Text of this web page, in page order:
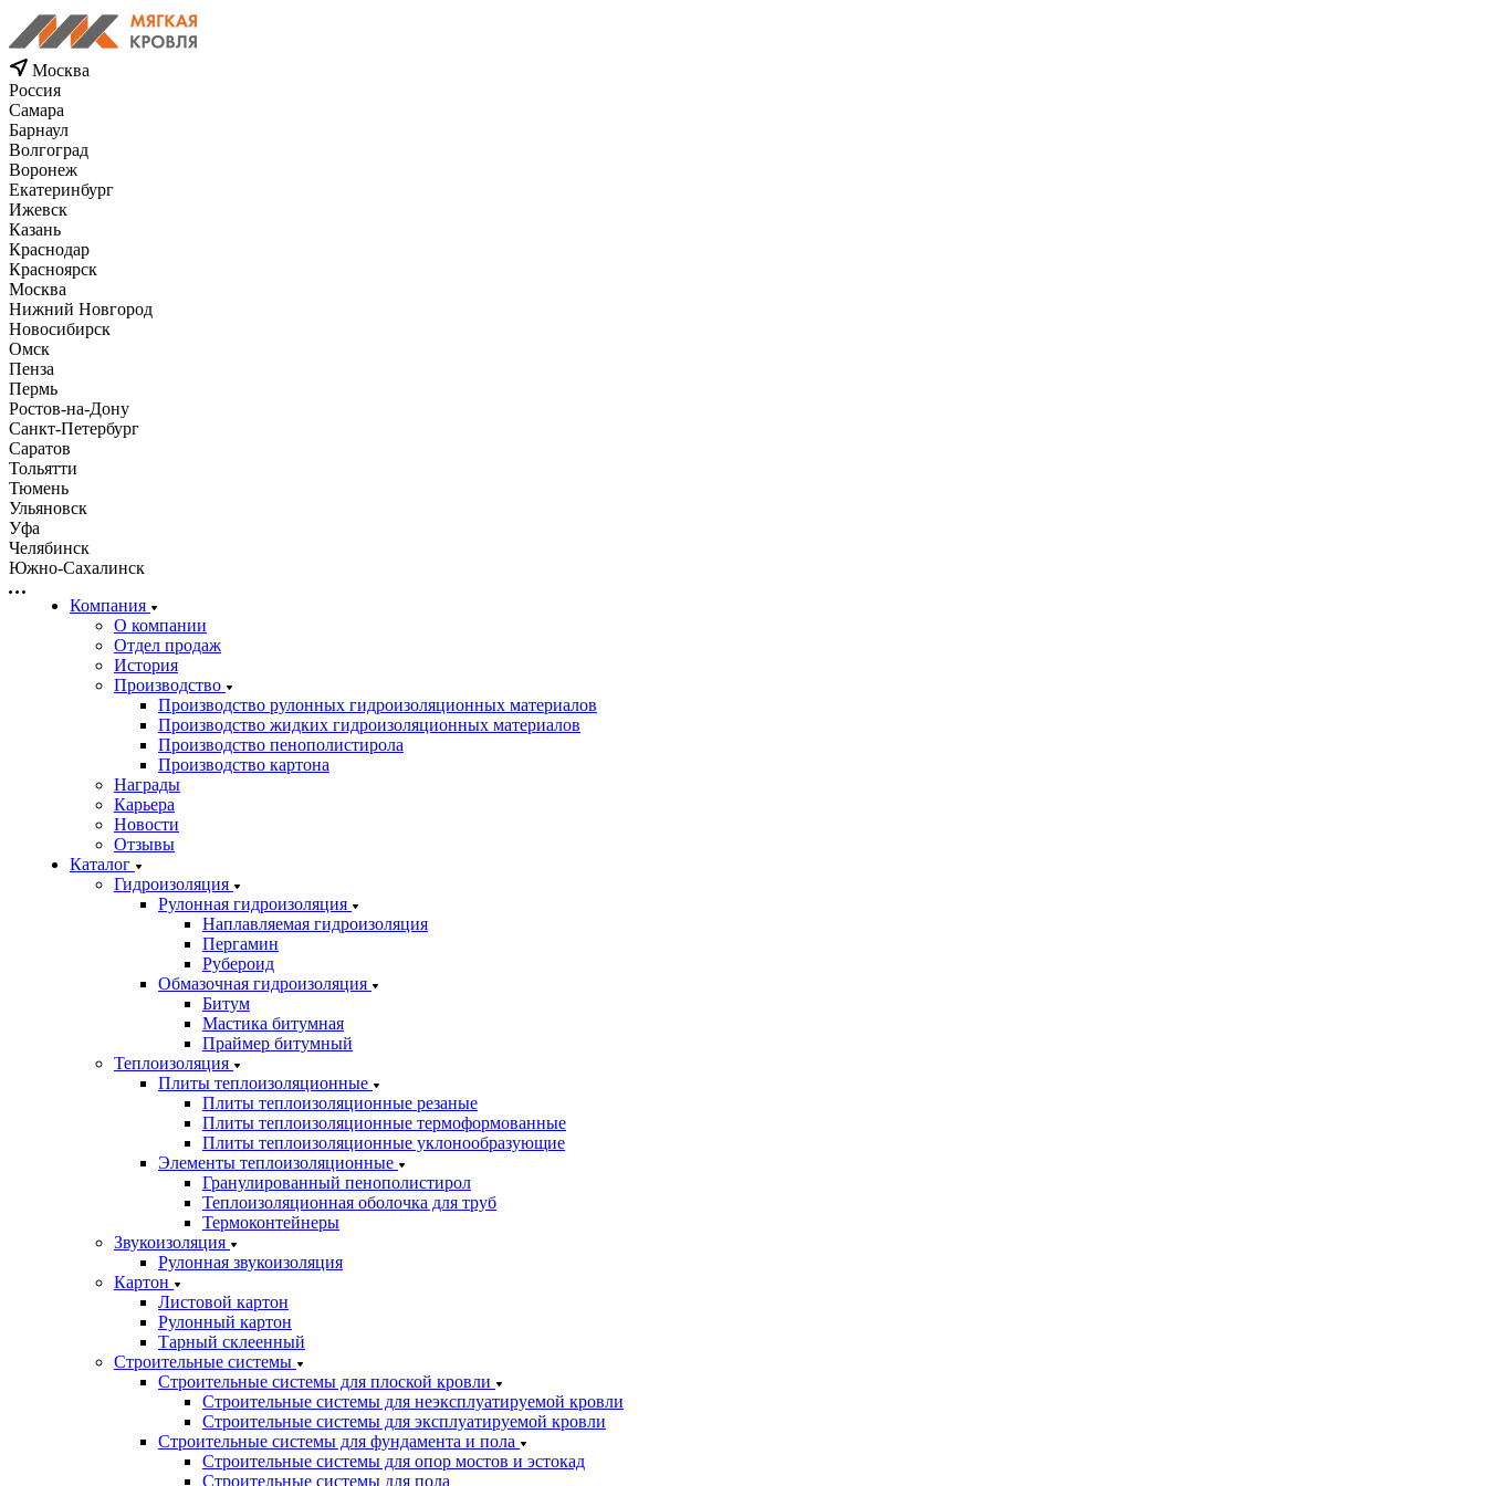
Москва
Россия
Самара
Барнаул
Волгоград
Воронеж
Екатеринбург
Ижевск
Казань
Краснодар
Красноярск
Москва
Нижний Новгород
Новосибирск
Омск
Пенза
Пермь
Ростов-на-Дону
Санкт-Петербург
Саратов
Тольятти
Тюмень
Ульяновск
Уфа
Челябинск
Южно-Сахалинск
Компания
О компании
Отдел продаж
История
Производство
Производство рулонных гидроизоляционных материалов
Производство жидких гидроизоляционных материалов
Производство пенополистирола
Производство картона
Награды
Карьера
Новости
Отзывы
Каталог
Гидроизоляция
Рулонная гидроизоляция
Наплавляемая гидроизоляция
Пергамин
Рубероид
Обмазочная гидроизоляция
Битум
Мастика битумная
Праймер битумный
Теплоизоляция
Плиты теплоизоляционные
Плиты теплоизоляционные резаные
Плиты теплоизоляционные термоформованные
Плиты теплоизоляционные уклонообразующие
Элементы теплоизоляционные
Гранулированный пенополистирол
Теплоизоляционная оболочка для труб
Термоконтейнеры
Звукоизоляция
Рулонная звукоизоляция
Картон
Листовой картон
Рулонный картон
Тарный склеенный
Строительные системы
Строительные системы для плоской кровли
Строительные системы для неэксплуатируемой кровли
Строительные системы для эксплуатируемой кровли
Строительные системы для фундамента и пола
Строительные системы для опор мостов и эстокад
Строительные системы для пола